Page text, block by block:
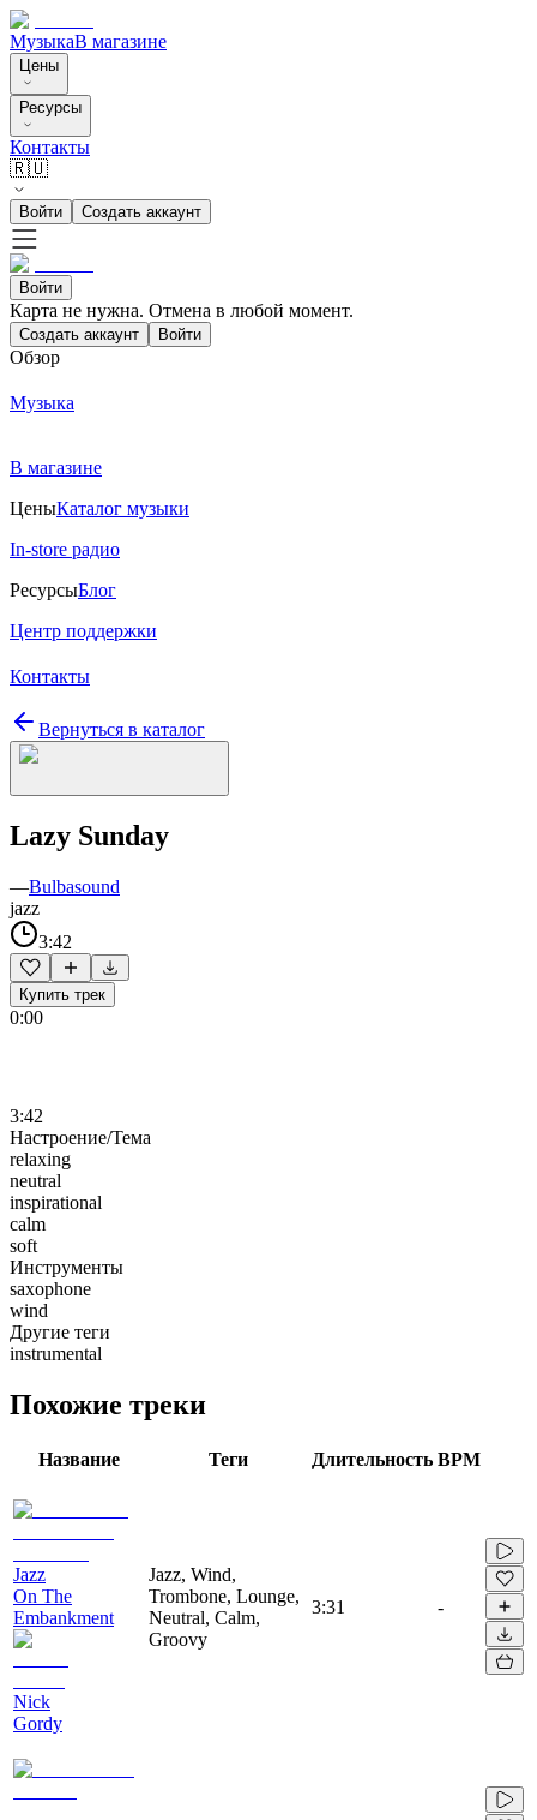
МузыкаВ магазине
Цены
Ресурсы
Контакты
🇷🇺
Войти Создать аккаунт
Войти
Карта не нужна. Отмена в любой момент.
Создать аккаунт Войти
Обзор
Музыка
В магазине
ЦеныКаталог музыки
In-store радио
РесурсыБлог
Центр поддержки
Контакты
Вернуться в каталог
Lazy Sunday
—Bulbasound
jazz
3:42
Купить трек
0:00
3:42
Настроение/Тема
relaxing
neutral
inspirational
calm
soft
Инструменты
saxophone
wind
Другие теги
instrumental
Похожие треки
Название Теги Длительность BPM
Jazz
On The
Embankment
Nick
Gordy
Jazz, Wind,
Trombone, Lounge,
Neutral, Calm,
Groovy
3:31 -